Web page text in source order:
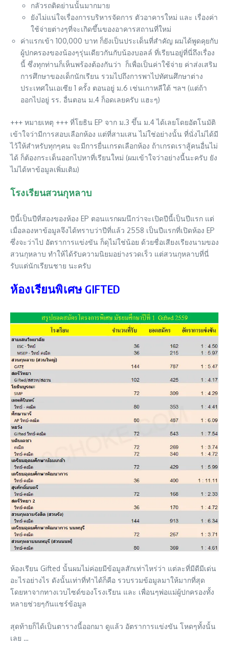
กลัวรถติดย่านนั้นมากมาย
ยังไม่แน่ใจเรื่องการบริหารจัดการ ตัวอาคารใหม่ และ เรื่องค่า
ใช้จ่ายต่างๆที่จะเกิดขึ้นของอาคารสถานที่ใหม่
ค่าแรกเข้า 100,000 บาท ก็ยังเป็นประเด็นที่สำคัญ ผมได้พูดคุยกับ
ผู้ปกครองของน้องๆรุ่นเดียวกันกับน้องบอลล์ ที่เรียนอยู่ที่นี่ถึงเรื่อง
นี้ ซึ่งทุกท่านก็เห็นพร้องต้องกันว่า ก็เพื่อเป็นค่าใช้จ่าย ค่าส่งเสริม
การศึกษาของเด็กนักเรียน รวมไปถึงการพาไปทัศนศึกษาต่าง
ประเทศในเอเซีย 1 ครั้ง ตอนอยู่ ม.6 เช่นเกาหลีใต้ ฯลฯ (แต่ถ้า
ออกไปอยู่ รร. อื่นตอน ม.4 ก็อดเลยครับ แฮะๆ)
+++ หมายเหตุ +++ ที่โยธิน EP จาก ม.3 ขึ้น ม.4 ได้เลยโดยอัตโนมัติ
เข้าใจว่ามีการสอบเลือกห้อง แต่ที่สามเสน ไม่ใช่อย่างนั้น ที่นั่งไม่ได้มี
ไว้ให้สำหรับทุกๆคน จะมีการยื่นเกรดเลือกห้อง ถ้าเกรดเราสู้คนอื่นไม่
ได้ ก็ต้องกระเด็นออกไปหาที่เรียนใหม่ (ผมเข้าใจว่าอย่างนี้นะครับ ยัง
ไม่ได้หาข้อมูลเพิ่มเติม)
โรงเรียนสวนกุหลาบ
ปีนี้เป็นปีที่สองของห้อง EP ตอนแรกผมนึกว่าจะเปิดปีนี้เป็นปีแรก แต่
เมื่อลองหาข้อมูลจึงได้ทราบว่าปีที่แล้ว 2558 เป็นปีแรกที่เปิดห้อง EP
ซึ่งจะว่าไป อัตราการแข่งขัน ก็ดุไม่ใช่น้อย ด้วยชื่อเสียงเรียงนามของ
สวนกุหลาบ ทำให้ได้รับความนิยมอย่างรวดเร็ว แต่สวนกุหลาบที่นี่
รับแต่นักเรียนชาย นะครับ
ห้องเรียนพิเศษ GIFTED
ห้องเรียน Gifted นั้นผมไม่ค่อยมีข้อมูลสักเท่าไหร่ว่า แต่ละที่มีดีมีเด่น
อะไรอย่างไร ดังนั้นเท่าที่ทำได้ก็คือ รวบรวมข้อมูลมาให้มากที่สุด
โดยหาจากทางเวบไซด์ของโรงเรียน และ เพื่อนๆพ่อแม่ผู้ปกครองทั้ง
หลายช่วยๆกันแชร์ข้อมูล
สุดท้ายก็ได้เป็นตารางนี้ออกมา ดูแล้ว อัตราการแข่งขัน โหดๆทั้งนั้น
เลย …